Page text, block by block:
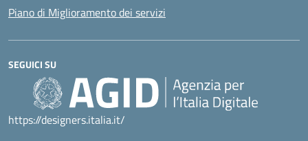
Piano di Miglioramento dei servizi
SEGUICI SU
https://designers.italia.it/